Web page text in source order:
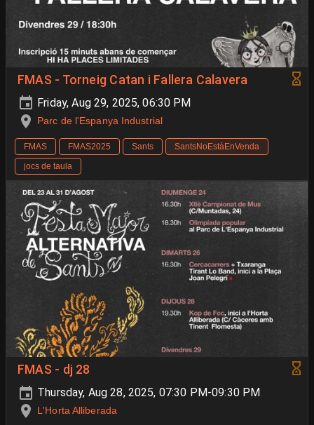
FMAS - Torneig Catan i Fallera Calavera
Friday, Aug 29, 2025, 06:30 PM
Parc de l'Espanya Industrial
FMAS FMAS2025 Sants
SantsNoEstàEnVenda
jocs de taula
FMAS - dj 28
Thursday, Aug 28, 2025, 07:30 PM-09:30 PM
L'Horta Alliberada